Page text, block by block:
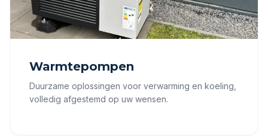
Warmtepompen
Duurzame oplossingen voor verwarming en koeling,
volledig afgestemd op uw wensen.